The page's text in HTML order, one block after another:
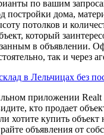
по вашим
постройки дома,
потолков и
который
в объявлении.
так и через
в Лельчицах без
приложении
кто продает
хотите купить
объявления от